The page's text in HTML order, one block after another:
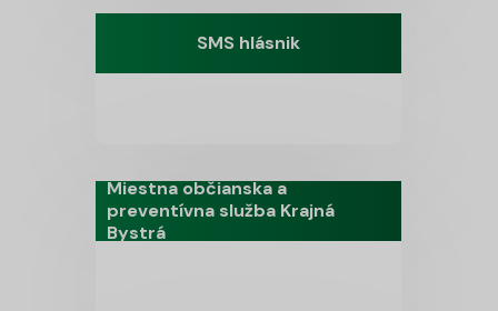
SMS hlásnik
Miestna občianska a
preventívna služba Krajná
Bystrá